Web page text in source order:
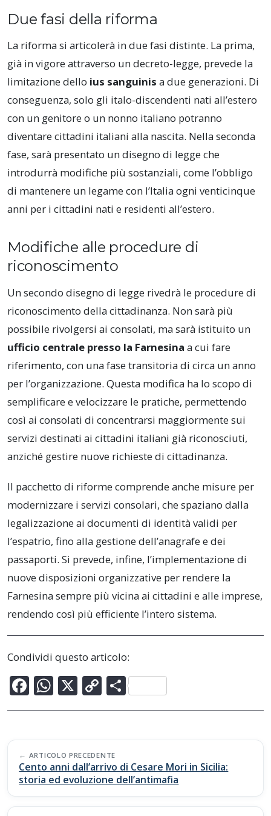
Due fasi della riforma
La riforma si articolerà in due fasi distinte. La prima,
già in vigore attraverso un decreto-legge, prevede la
limitazione dello ius sanguinis a due generazioni. Di
conseguenza, solo gli italo-discendenti nati all’estero
con un genitore o un nonno italiano potranno
diventare cittadini italiani alla nascita. Nella seconda
fase, sarà presentato un disegno di legge che
introdurrà modifiche più sostanziali, come l’obbligo
di mantenere un legame con l’Italia ogni venticinque
anni per i cittadini nati e residenti all’estero.
Modifiche alle procedure di
riconoscimento
Un secondo disegno di legge rivedrà le procedure di
riconoscimento della cittadinanza. Non sarà più
possibile rivolgersi ai consolati, ma sarà istituito un
ufficio centrale presso la Farnesina a cui fare
riferimento, con una fase transitoria di circa un anno
per l’organizzazione. Questa modifica ha lo scopo di
semplificare e velocizzare le pratiche, permettendo
così ai consolati di concentrarsi maggiormente sui
servizi destinati ai cittadini italiani già riconosciuti,
anziché gestire nuove richieste di cittadinanza.
Il pacchetto di riforme comprende anche misure per
modernizzare i servizi consolari, che spaziano dalla
legalizzazione ai documenti di identità validi per
l’espatrio, fino alla gestione dell’anagrafe e dei
passaporti. Si prevede, infine, l’implementazione di
nuove disposizioni organizzative per rendere la
Farnesina sempre più vicina ai cittadini e alle imprese,
rendendo così più efficiente l’intero sistema.
Condividi questo articolo:
F
ac
b
o
o
k
W
h
s
A
p
p
X C
o
y
Li
n
k
C
o
di
vi
di
Post
navigation
ARTICOLO PRECEDENTE
Cento anni dall’arrivo di Cesare Mori in Sicilia:
storia ed evoluzione dell’antimafia